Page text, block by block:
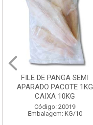
FILE DE PANGA SEMI
APARADO PACOTE 1KG
CAIXA 10KG
Código: 20019
Embalagem: KG/10